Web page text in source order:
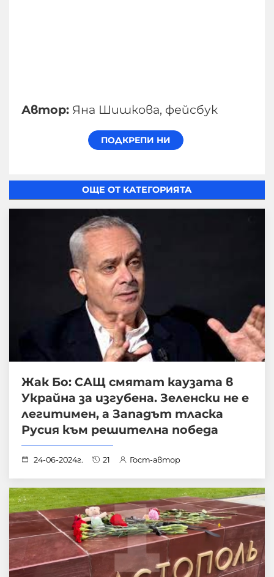
Автор: Яна Шишкова, фейсбук
ОЩЕ ОТ КАТЕГОРИЯТА
Жак Бо: САЩ смятат каузата в
Украйна за изгубена. Зеленски не е
легитимен, а Западът тласка
Русия към решителна победа
24-06-2024г. 21 Гост-автор